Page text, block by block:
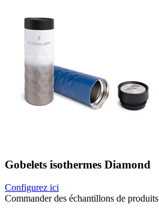
Gobelets isothermes Diamond
Configurez ici
Commander des échantillons de produits